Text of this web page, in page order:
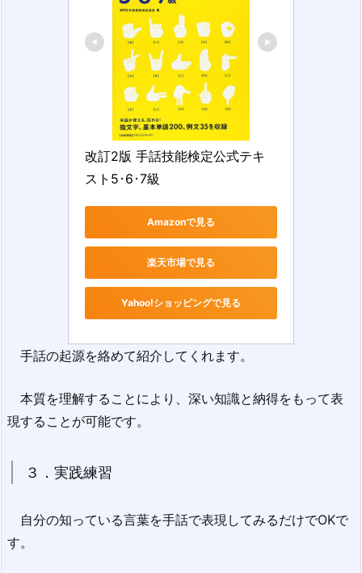
改訂2版 手話技能検定公式テキ
スト5･6･7級
Amazonで見る
楽天市場で見る
Yahoo!ショッピングで見る
手話の起源を絡めて紹介してくれます。
本質を理解することにより、深い知識と納得をもって表
現することが可能です。
３．実践練習
自分の知っている言葉を手話で表現してみるだけでOKで
す。